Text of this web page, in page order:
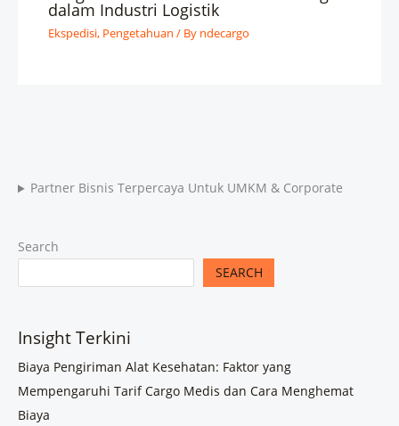
dalam Industri Logistik
Ekspedisi, Pengetahuan / By ndecargo
Partner Bisnis Terpercaya Untuk UMKM & Corporate
Search
SEARCH
Insight Terkini
Biaya Pengiriman Alat Kesehatan: Faktor yang
Mempengaruhi Tarif Cargo Medis dan Cara Menghemat
Biaya